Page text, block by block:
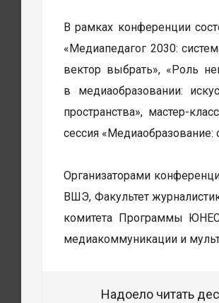
В рамках конференции
«Медиапедагог 2030:
вектор выбрать», «Роль
в медиаобразовании:
пространства», мастер-
сессия «Медиаобразование:
Организаторами
ВШЭ, Факультет
комитета Программы
медиакоммуникации и
Надоело читать